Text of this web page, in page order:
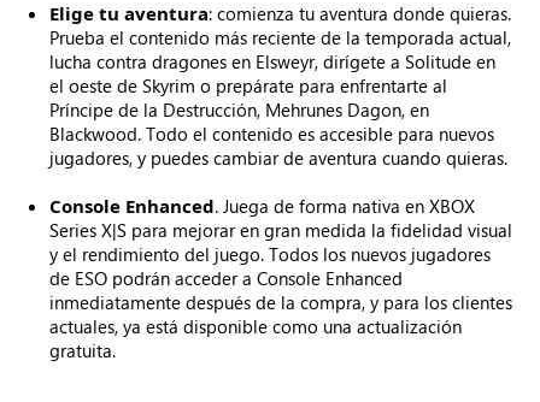
Elige tu aventura: comienza tu aventura donde quieras.
Prueba el contenido más reciente de la temporada actual,
lucha contra dragones en Elsweyr, dirígete a Solitude en
el oeste de Skyrim o prepárate para enfrentarte al
Príncipe de la Destrucción, Mehrunes Dagon, en
Blackwood. Todo el contenido es accesible para nuevos
jugadores, y puedes cambiar de aventura cuando quieras.
Console Enhanced. Juega de forma nativa en XBOX
Series X|S para mejorar en gran medida la fidelidad visual
y el rendimiento del juego. Todos los nuevos jugadores
de ESO podrán acceder a Console Enhanced
inmediatamente después de la compra, y para los clientes
actuales, ya está disponible como una actualización
gratuita.